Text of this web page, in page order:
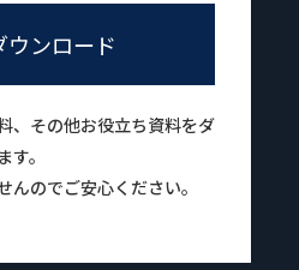
ウンロード
、その他お役立ち資料をダ
。
のでご安心ください。